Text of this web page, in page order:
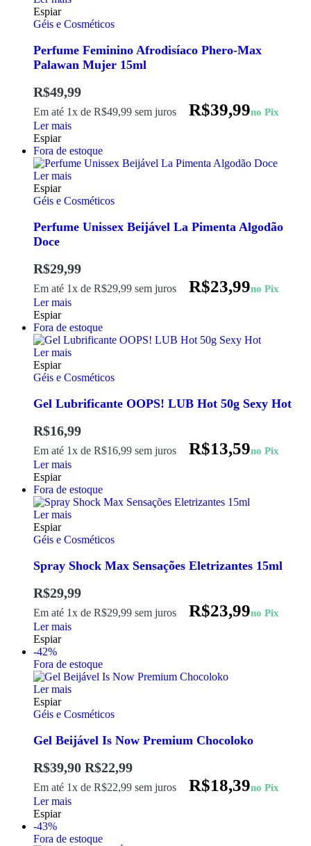
Espiar
Géis e Cosméticos
Perfume Feminino Afrodisíaco Phero-Max
Palawan Mujer 15ml
R$49,99
Em até 1x de R$49,99 sem juros R$39,99no Pix
Ler mais
Espiar
Fora de estoque
Ler mais
Espiar
Géis e Cosméticos
Perfume Unissex Beijável La Pimenta Algodão
Doce
R$29,99
Em até 1x de R$29,99 sem juros R$23,99no Pix
Ler mais
Espiar
Fora de estoque
Ler mais
Espiar
Géis e Cosméticos
Gel Lubrificante OOPS! LUB Hot 50g Sexy Hot
R$16,99
Em até 1x de R$16,99 sem juros R$13,59no Pix
Ler mais
Espiar
Fora de estoque
Ler mais
Espiar
Géis e Cosméticos
Spray Shock Max Sensações Eletrizantes 15ml
R$29,99
Em até 1x de R$29,99 sem juros R$23,99no Pix
Ler mais
Espiar
-42%
Fora de estoque
Ler mais
Espiar
Géis e Cosméticos
Gel Beijável Is Now Premium Chocoloko
R$39,90 R$22,99
Em até 1x de R$22,99 sem juros R$18,39no Pix
Ler mais
Espiar
-43%
Fora de estoque